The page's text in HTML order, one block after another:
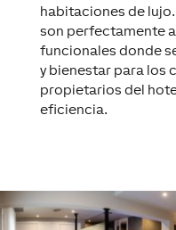
habitaciones de
son perfectamente
funcionales donde
y bienestar para los
propietarios del
eficiencia.